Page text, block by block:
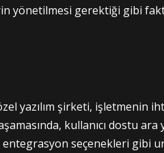
yönetilmesi gerektiği gibi
yazılım şirketi, işletmenin
kullanıcı dostu ara
seçenekleri gibi